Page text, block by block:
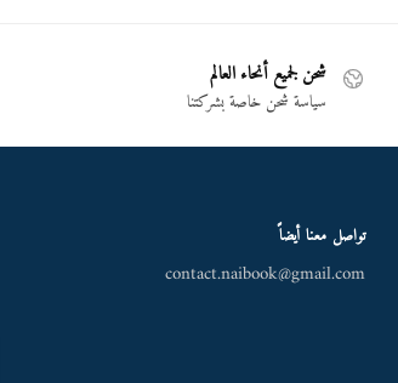
شحن لجميع أنحاء العالم
سياسة شحن خاصة بشركتنا
تواصل معنا أيضاً
contact.naibook@gmail.com